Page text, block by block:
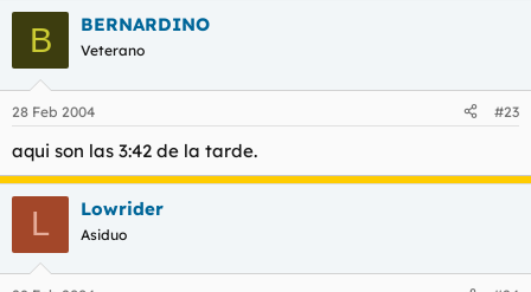
B BERNARDINO
Veterano
28 Feb 2004 #23
aqui son las 3:42 de la tarde.
L Lowrider
Asiduo